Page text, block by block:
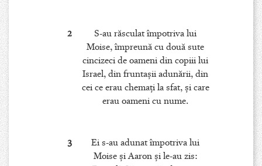
2
S-au răsculat împotriva lui
Moise, împreună cu două sute
cincizeci de oameni din copiii lui
Israel, din fruntaşii adunării, din
cei ce erau chemaţi la sfat, şi care
erau oameni cu nume.
3
Ei s-au adunat împotriva lui
Moise şi Aaron şi le-au zis: